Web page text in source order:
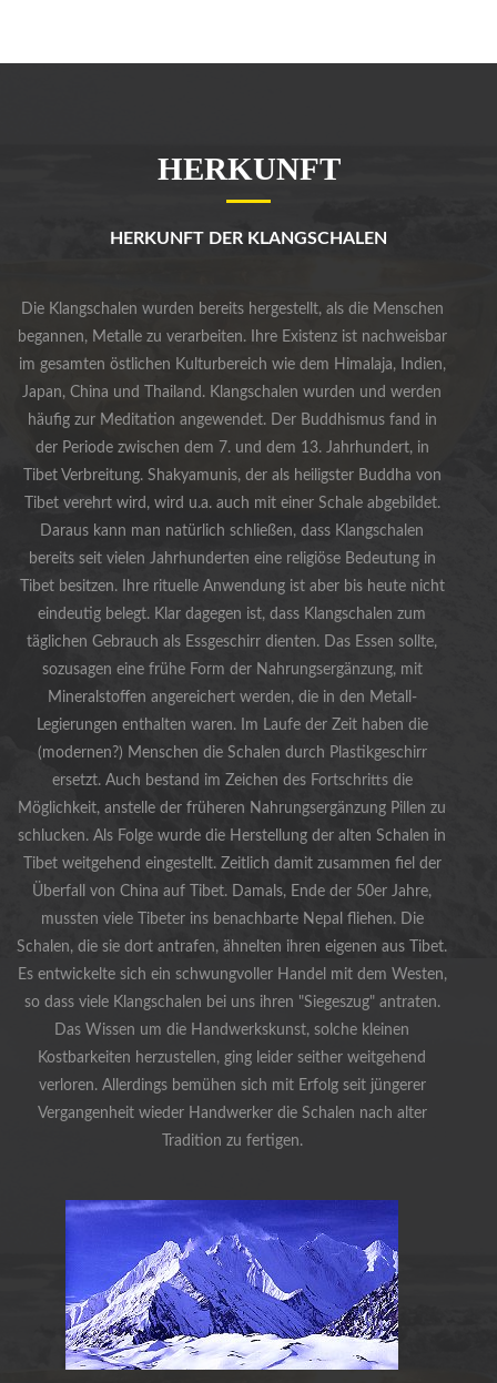
HERKUNFT
HERKUNFT DER KLANGSCHALEN
Die Klangschalen wurden bereits hergestellt, als die Menschen
begannen, Metalle zu verarbeiten. Ihre Existenz ist nachweisbar
im gesamten östlichen Kulturbereich wie dem Himalaja, Indien,
Japan, China und Thailand. Klangschalen wurden und werden
häufig zur Meditation angewendet. Der Buddhismus fand in
der Periode zwischen dem 7. und dem 13. Jahrhundert, in
Tibet Verbreitung. Shakyamunis, der als heiligster Buddha von
Tibet verehrt wird, wird u.a. auch mit einer Schale abgebildet.
Daraus kann man natürlich schließen, dass Klangschalen
bereits seit vielen Jahrhunderten eine religiöse Bedeutung in
Tibet besitzen. Ihre rituelle Anwendung ist aber bis heute nicht
eindeutig belegt. Klar dagegen ist, dass Klangschalen zum
täglichen Gebrauch als Essgeschirr dienten. Das Essen sollte,
sozusagen eine frühe Form der Nahrungsergänzung, mit
Mineralstoffen angereichert werden, die in den Metall-
Legierungen enthalten waren. Im Laufe der Zeit haben die
(modernen?) Menschen die Schalen durch Plastikgeschirr
ersetzt. Auch bestand im Zeichen des Fortschritts die
Möglichkeit, anstelle der früheren Nahrungsergänzung Pillen zu
schlucken. Als Folge wurde die Herstellung der alten Schalen in
Tibet weitgehend eingestellt. Zeitlich damit zusammen fiel der
Überfall von China auf Tibet. Damals, Ende der 50er Jahre,
mussten viele Tibeter ins benachbarte Nepal fliehen. Die
Schalen, die sie dort antrafen, ähnelten ihren eigenen aus Tibet.
Es entwickelte sich ein schwungvoller Handel mit dem Westen,
so dass viele Klangschalen bei uns ihren "Siegeszug" antraten.
Das Wissen um die Handwerkskunst, solche kleinen
Kostbarkeiten herzustellen, ging leider seither weitgehend
verloren. Allerdings bemühen sich mit Erfolg seit jüngerer
Vergangenheit wieder Handwerker die Schalen nach alter
Tradition zu fertigen.